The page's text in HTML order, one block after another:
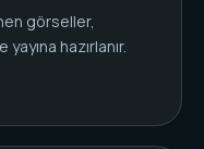
görseller,
hazırlanır.